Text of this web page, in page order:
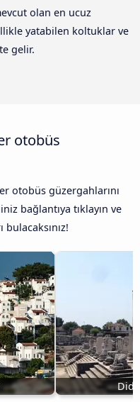
olan en ucuz
yatabilen koltuklar ve
gelir.
otobüs
otobüs güzergahlarını
bağlantıya tıklayın ve